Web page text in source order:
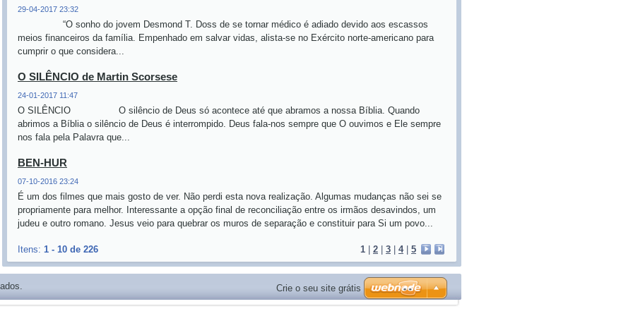
29-04-2017 23:32
“O sonho do jovem Desmond T. Doss de se tornar médico é adiado devido aos escassos
meios financeiros da família. Empenhado em salvar vidas, alista-se no Exército norte-americano para
cumprir o que considera...
O SILÊNCIO de Martin Scorsese
24-01-2017 11:47
O SILÊNCIO O silêncio de Deus só acontece até que abramos a nossa Bíblia. Quando
abrimos a Bíblia o silêncio de Deus é interrompido. Deus fala-nos sempre que O ouvimos e Ele sempre
nos fala pela Palavra que...
BEN-HUR
07-10-2016 23:24
É um dos filmes que mais gosto de ver. Não perdi esta nova realização. Algumas mudanças não sei se
propriamente para melhor. Interessante a opção final de reconciliação entre os irmãos desavindos, um
judeu e outro romano. Jesus veio para quebrar os muros de separação e constituir para Si um povo...
Itens: 1 - 10 de 226 1 2 3 4 5
Crie o seu site grátis